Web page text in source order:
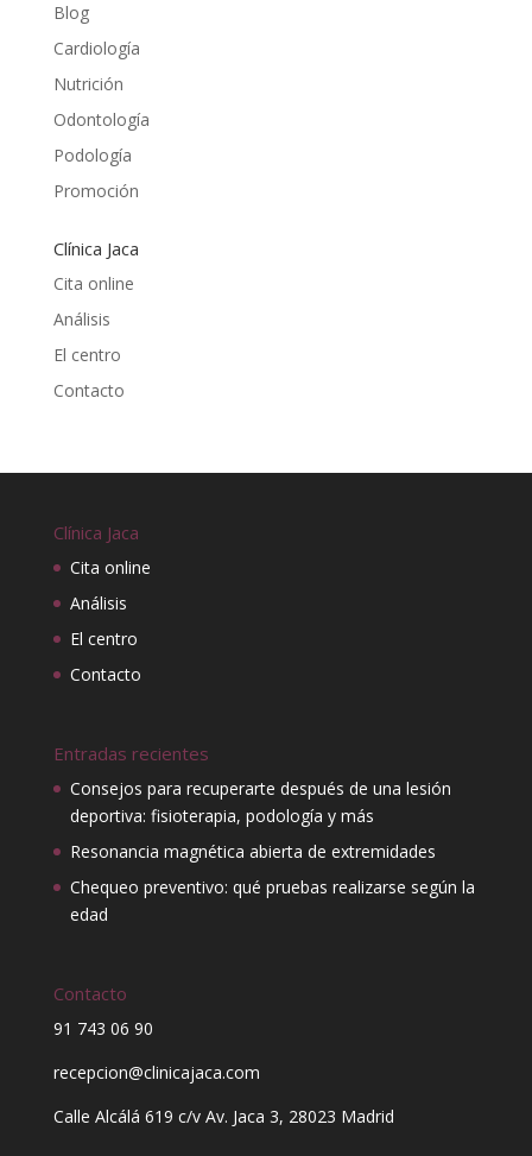
Blog
Cardiología
Nutrición
Odontología
Podología
Promoción
Clínica Jaca
Cita online
Análisis
El centro
Contacto
Clínica Jaca
Cita online
Análisis
El centro
Contacto
Entradas recientes
Consejos para recuperarte después de una lesión
deportiva: fisioterapia, podología y más
Resonancia magnética abierta de extremidades
Chequeo preventivo: qué pruebas realizarse según la
edad
Contacto
91 743 06 90
recepcion@clinicajaca.com
Calle Alcálá 619 c/v Av. Jaca 3, 28023 Madrid